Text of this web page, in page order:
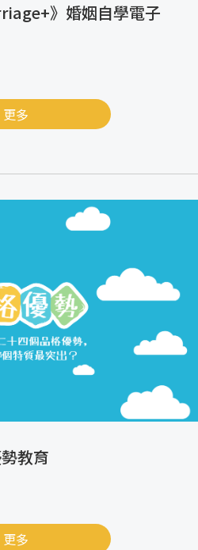
》婚姻自學電子
更多
教育
更多